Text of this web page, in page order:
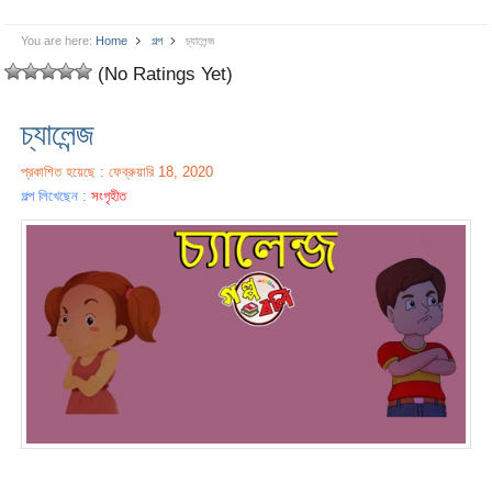
You are here: Home গল্প চ্যালেন্জ
(No Ratings Yet)
চ্যালেন্জ
প্রকাশিত হয়েছে : ফেব্রুয়ারি 18, 2020
গল্প লিখেছেন :সংগৃহীত